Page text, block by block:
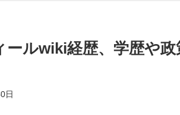
ールwiki経歴、学歴や政
日